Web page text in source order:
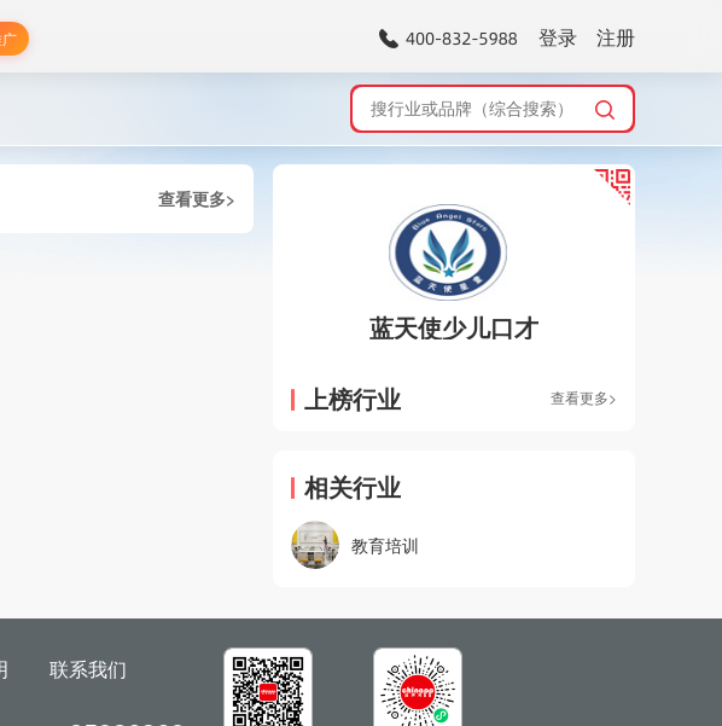
登录 注册
查看更多>
蓝天使少儿口才
上榜行业 查看更多>
相关行业
教育培训
联系我们